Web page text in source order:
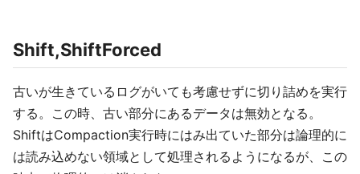
Shift,ShiftForced
古いが生きているログがいても考慮せずに切り詰めを実行
する。この時、古い部分にあるデータは無効となる。
ShiftはCompaction実行時にはみ出ていた部分は論理的に
は読み込めない領域として処理されるようになるが、この